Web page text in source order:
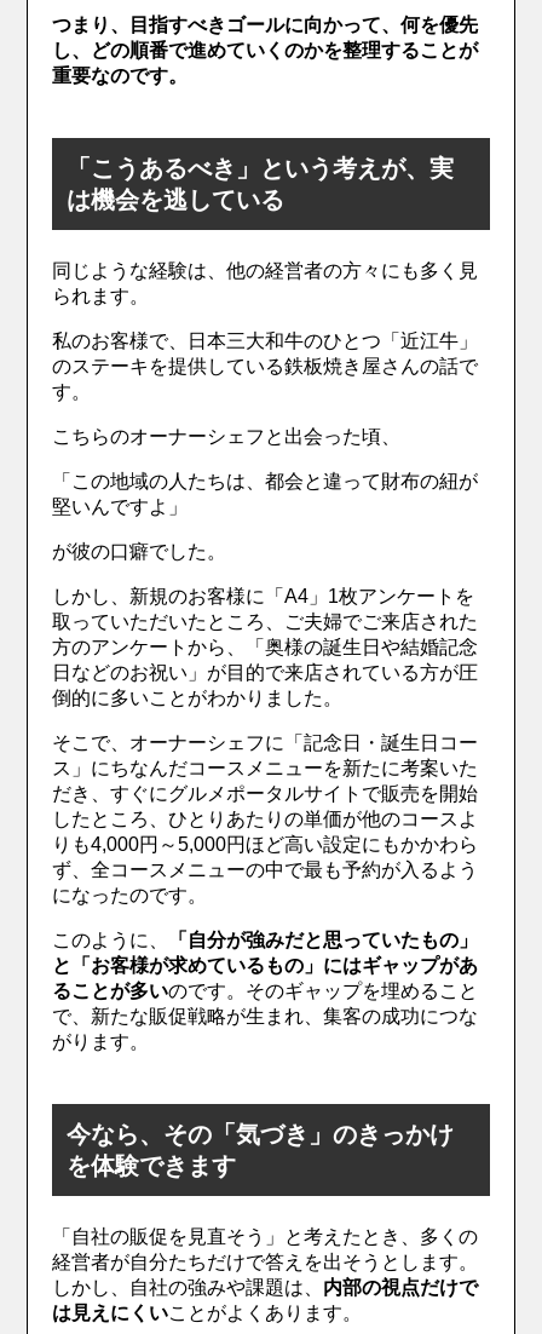
つまり、目指すべきゴールに向かって、何を優先
し、どの順番で進めていくのかを整理することが
重要なのです。
「こうあるべき」という考えが、実
は機会を逃している
同じような経験は、他の経営者の方々にも多く見
られます。
私のお客様で、日本三大和牛のひとつ「近江牛」
のステーキを提供している鉄板焼き屋さんの話で
す。
こちらのオーナーシェフと出会った頃、
「この地域の人たちは、都会と違って財布の紐が
堅いんですよ」
が彼の口癖でした。
しかし、新規のお客様に「A4」1枚アンケートを
取っていただいたところ、ご夫婦でご来店された
方のアンケートから、「奥様の誕生日や結婚記念
日などのお祝い」が目的で来店されている方が圧
倒的に多いことがわかりました。
そこで、オーナーシェフに「記念日・誕生日コー
ス」にちなんだコースメニューを新たに考案いた
だき、すぐにグルメポータルサイトで販売を開始
したところ、ひとりあたりの単価が他のコースよ
りも4,000円～5,000円ほど高い設定にもかかわら
ず、全コースメニューの中で最も予約が入るよう
になったのです。
このように、
「自分が強みだと思っていたもの」
と「お客様が求めているもの」にはギャップがあ
ることが多いのです。そのギャップを埋めること
で、新たな販促戦略が生まれ、集客の成功につな
がります。
今なら、その「気づき」のきっかけ
を体験できます
「自社の販促を見直そう」と考えたとき、多くの
経営者が自分たちだけで答えを出そうとします。
しかし、自社の強みや課題は、 内部の視点だけで
は見えにくいことがよくあります。